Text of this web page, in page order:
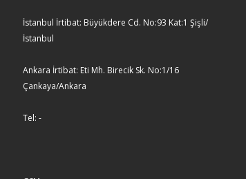
İstanbul İrtibat: Büyükdere Cd. No:93 Kat:1 Şişli/
İstanbul
Ankara İrtibat: Eti Mh. Birecik Sk. No:1/16
Çankaya/Ankara
Tel: -